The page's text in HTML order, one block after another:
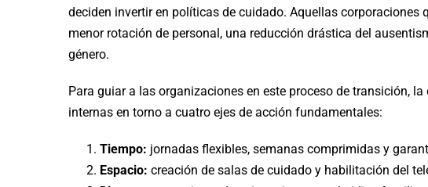
deciden invertir en políticas de cuidado. Aquellas
menor rotación de personal, una reducción drástica del
género.
Para guiar a las organizaciones en este proceso de transición,
internas en torno a cuatro ejes de acción fundamentales:
Tiempo: jornadas flexibles, semanas comprimidas y
Espacio: creación de salas de cuidado y habilitación del